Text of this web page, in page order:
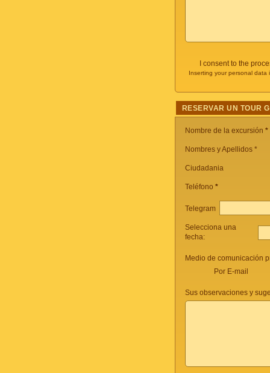
I consent to the
Inserting your personal
RESERVAR UN TOUR
Nombre de la excursión *
Nombres y Apellidos *
Ciudadania
Teléfono *
Telegram
Selecciona una
fecha:
Medio de comunicación
Por E-mail
Sus observaciones y